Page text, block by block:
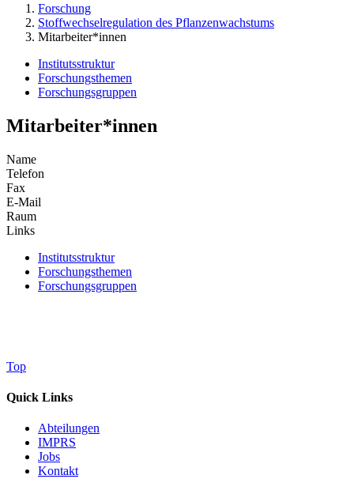
Forschung
Stoffwechselregulation des Pflanzenwachstums
Mitarbeiter*innen
Institutsstruktur
Forschungsthemen
Forschungsgruppen
Mitarbeiter*innen
Name
Telefon
Fax
E-Mail
Raum
Links
Institutsstruktur
Forschungsthemen
Forschungsgruppen
Top
Quick Links
Abteilungen
IMPRS
Jobs
Kontakt